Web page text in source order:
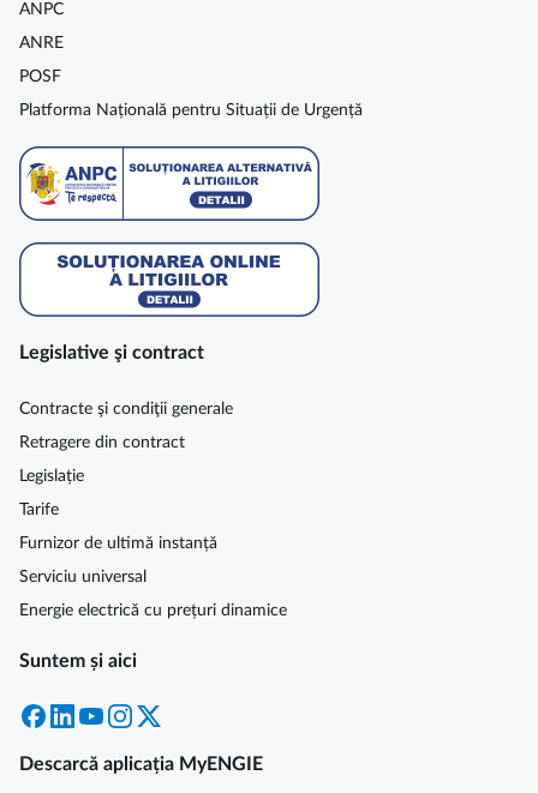
ANPC
ANRE
POSF
Platforma Națională pentru Situații de Urgență
Legislative şi contract
Contracte şi condiţii generale
Retragere din contract
Legislație
Tarife
Furnizor de ultimă instanță
Serviciu universal
Energie electrică cu prețuri dinamice
Suntem și aici
Facebook
LinkedInYouTubeInstagram
Descarcă aplicația MyENGIE